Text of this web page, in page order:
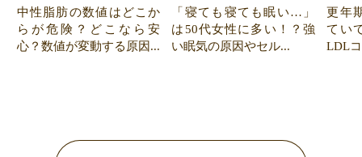
中性脂肪の数値はどこか
らが危険？どこなら安
心？数値が変動する原因...
「寝ても寝ても眠い…」
は50代女性に多い！？強
い眠気の原因やセル...
更年
てい
LDL